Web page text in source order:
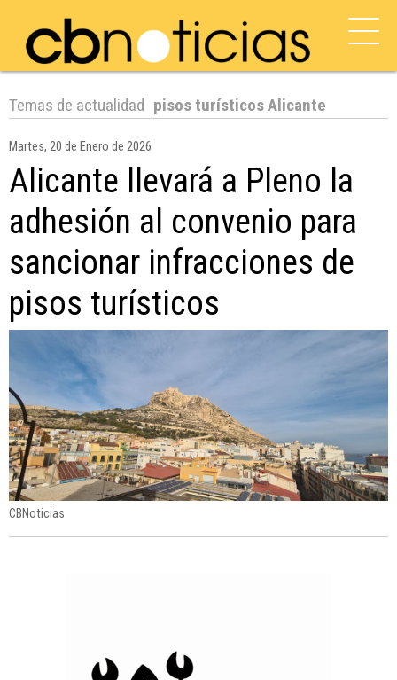
Temas de actualidad pisos turísticos Alicante
Martes, 20 de Enero de 2026
Alicante llevará a Pleno la
adhesión al convenio para
sancionar infracciones de
pisos turísticos
CBNoticias